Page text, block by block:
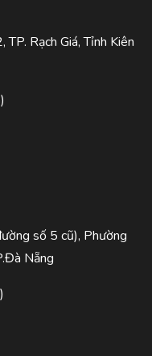
Rạch Giá, Tỉnh Kiên
số 5 cũ), Phường
Nẵng